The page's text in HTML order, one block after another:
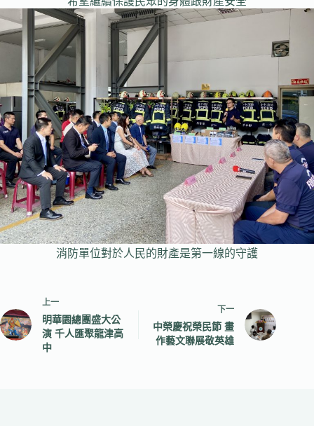
消防單位對於人民的財產是第一線的守護
上一
明華園總團盛大公
演 千人匯聚龍津高
中
下一
中榮慶祝榮民節 畫
作藝文聯展敬英雄